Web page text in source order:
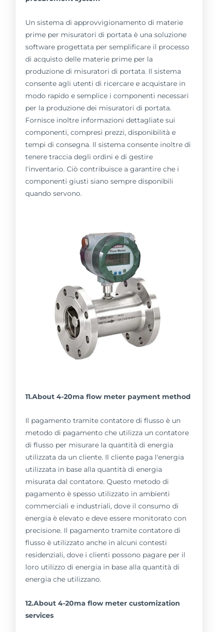
Un sistema di approvvigionamento di materie
prime per misuratori di portata è una soluzione
software progettata per semplificare il processo
di acquisto delle materie prime per la
produzione di misuratori di portata. Il sistema
consente agli utenti di ricercare e acquistare in
modo rapido e semplice i componenti necessari
per la produzione dei misuratori di portata.
Fornisce inoltre informazioni dettagliate sui
componenti, compresi prezzi, disponibilità e
tempi di consegna. Il sistema consente inoltre di
tenere traccia degli ordini e di gestire
l'inventario. Ciò contribuisce a garantire che i
componenti giusti siano sempre disponibili
quando servono.
11.About 4-20ma flow meter payment method
Il pagamento tramite contatore di flusso è un
metodo di pagamento che utilizza un contatore
di flusso per misurare la quantità di energia
utilizzata da un cliente. Il cliente paga l'energia
utilizzata in base alla quantità di energia
misurata dal contatore. Questo metodo di
pagamento è spesso utilizzato in ambienti
commerciali e industriali, dove il consumo di
energia è elevato e deve essere monitorato con
precisione. Il pagamento tramite contatore di
flusso è utilizzato anche in alcuni contesti
residenziali, dove i clienti possono pagare per il
loro utilizzo di energia in base alla quantità di
energia che utilizzano.
12.About 4-20ma flow meter customization
services